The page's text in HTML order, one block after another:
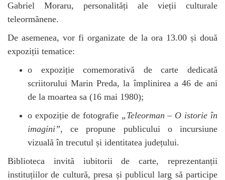
Gabriel Moraru, personalități ale vieții culturale
teleormănene.
De asemenea, vor fi organizate de la ora 13.00 și două
expoziții tematice:
o expoziție comemorativă de carte dedicată
scriitorului Marin Preda, la împlinirea a 46 de ani
de la moartea sa (16 mai 1980);
o expoziție de fotografie „Teleorman – O istorie în
imagini”, ce propune publicului o incursiune
vizuală în trecutul și identitatea județului.
Biblioteca invită iubitorii de carte, reprezentanții
instituțiilor de cultură, presa și publicul larg să participe